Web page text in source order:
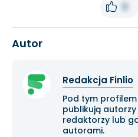
Autor
Redakcja Finlio
Pod tym
publikują autorzy
redaktorzy lub
autorami.